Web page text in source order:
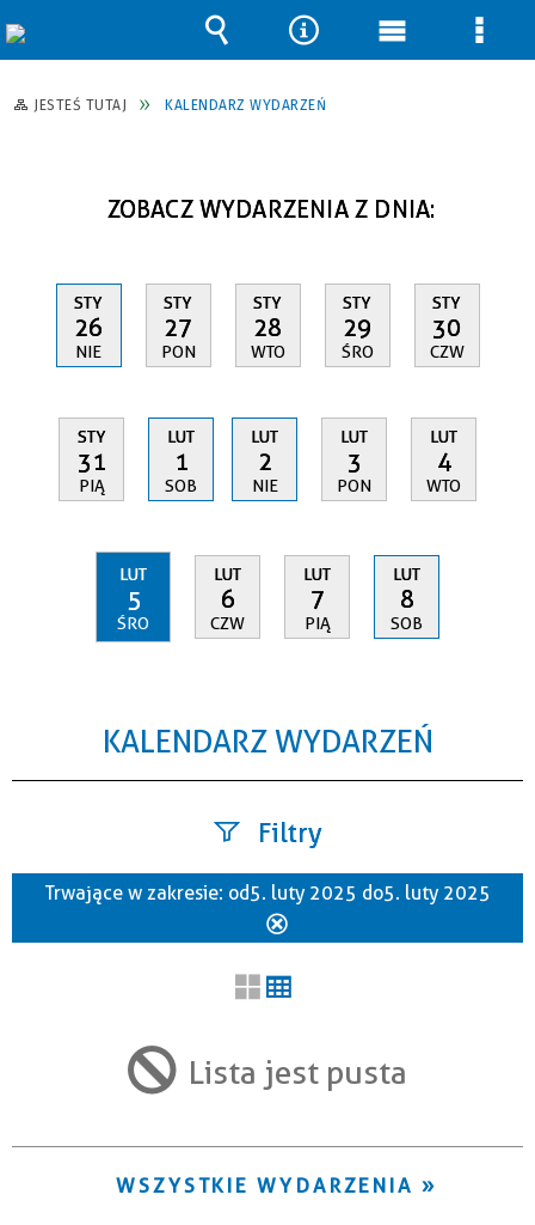
JESTEŚ TUTAJ KALENDARZ WYDARZEŃ
ZOBACZ WYDARZENIA Z DNIA:
STY
26
NIE
STY
27
PON
STY
28
WTO
STY
29
ŚRO
STY
30
CZW
STY
31
PIĄ
LUT
1
SOB
LUT
2
NIE
LUT
3
PON
LUT
4
WTO
LUT
5
ŚRO
LUT
6
CZW
LUT
7
PIĄ
LUT
8
SOB
KALENDARZ WYDARZEŃ
Filtry
Szukana fraza
Trwające w zakresie
Trwające w zakresie: od 5. luty 2025 do 5. luty 2025
filtr
Lista jest pusta
WSZYSTKIE WYDARZENIA
Wyszukiwarka
Narzędzia
Menu Menu